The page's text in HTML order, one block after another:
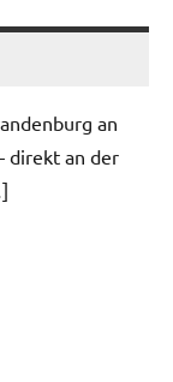
an
direkt an der